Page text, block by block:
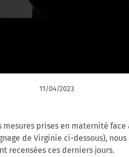
11/04/2023
prises en maternité
de Virginie ci-dessous),
recensées ces derniers jours.